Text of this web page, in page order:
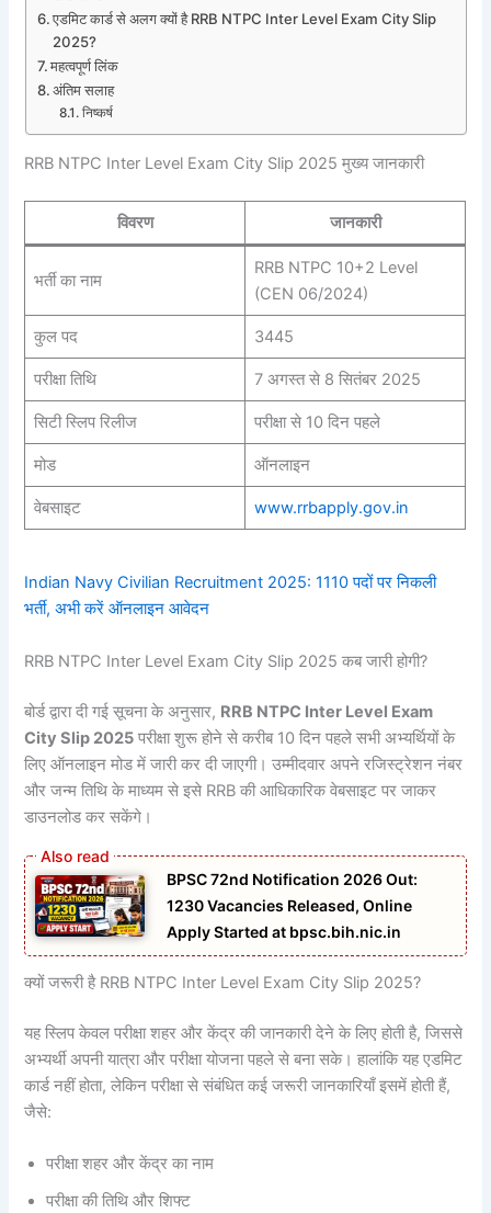
एडमिट कार्ड से अलग क्यों है RRB NTPC Inter Level Exam City Slip
2025?
महत्वपूर्ण लिंक
अंतिम सलाह
निष्कर्ष
RRB NTPC Inter Level Exam City Slip 2025 मुख्य जानकारी
विवरण जानकारी
भर्ती का नाम
RRB NTPC 10+2 Level
(CEN 06/2024)
कुल पद 3445
परीक्षा तिथि 7 अगस्त से 8 सितंबर 2025
सिटी स्लिप रिलीज परीक्षा से 10 दिन पहले
मोड ऑनलाइन
वेबसाइट www.rrbapply.gov.in
Indian Navy Civilian Recruitment 2025: 1110 पदों पर निकली
भर्ती, अभी करें ऑनलाइन आवेदन
RRB NTPC Inter Level Exam City Slip 2025 कब जारी होगी?
बोर्ड द्वारा दी गई सूचना के अनुसार, RRB NTPC Inter Level Exam
City Slip 2025 परीक्षा शुरू होने से करीब 10 दिन पहले सभी अभ्यर्थियों के
लिए ऑनलाइन मोड में जारी कर दी जाएगी। उम्मीदवार अपने रजिस्ट्रेशन नंबर
और जन्म तिथि के माध्यम से इसे RRB की आधिकारिक वेबसाइट पर जाकर
डाउनलोड कर सकेंगे।
BPSC 72nd Notification 2026 Out:
1230 Vacancies Released, Online
Apply Started at bpsc.bih.nic.in
क्यों जरूरी है RRB NTPC Inter Level Exam City Slip 2025?
यह स्लिप केवल परीक्षा शहर और केंद्र की जानकारी देने के लिए होती है, जिससे
अभ्यर्थी अपनी यात्रा और परीक्षा योजना पहले से बना सके। हालांकि यह एडमिट
कार्ड नहीं होता, लेकिन परीक्षा से संबंधित कई जरूरी जानकारियाँ इसमें होती हैं,
जैसे:
परीक्षा शहर और केंद्र का नाम
परीक्षा की तिथि और शिफ्ट